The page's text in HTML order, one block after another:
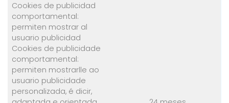
Cookies de publicidad
comportamental:
permiten mostrar al
usuario publicidad
Cookies de publicidade
comportamental:
permiten mostrarlle ao
usuario publicidade
personalizada, é dicir,